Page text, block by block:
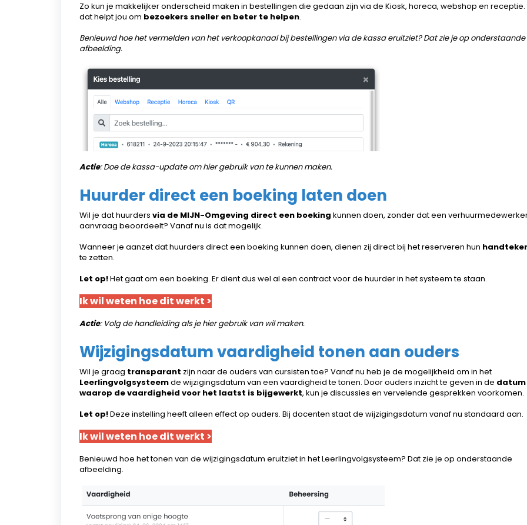
Zo kun je makkelijker onderscheid maken in bestellingen die gedaan zijn via de Kiosk, horeca, webshop en receptie.
dat helpt jou om bezoekers sneller en beter te helpen.
Benieuwd hoe het vermelden van het verkoopkanaal bij bestellingen via de kassa eruitziet? Dat zie je op onderstaande
afbeelding.
Actie: Doe de kassa-update om hier gebruik van te kunnen maken.
Huurder direct een boeking laten doen
Wil je dat huurders via de MIJN-Omgeving direct een boeking kunnen doen, zonder dat een
aanvraag beoordeelt? Vanaf nu is dat mogelijk.
Wanneer je aanzet dat huurders direct een boeking kunnen doen, dienen zij direct bij het reserveren hun
te zetten.
Let op!Het gaat om een boeking. Er dient dus wel al een contract voor de huurder in het systeem te staan.
Ik wil weten hoe dit werkt >
Actie: Volg de handleiding als je hier gebruik van wil maken.
Wijzigingsdatum vaardigheid tonen aan ouders
Wil je graag transparant zijn naar de ouders van cursisten toe? Vanaf nu heb je de mogelijkheid om in het
Leerlingvolgsysteemde wijzigingsdatum van een vaardigheid te tonen. Door ouders inzicht te geven in de datum
waarop de vaardigheid voor het laatst is bijgewerkt, kun je discussies en vervelende gesprekken voorkomen.
Let op!Deze instelling heeft alleen effect op ouders. Bij docenten staat de wijzigingsdatum vanaf nu standaard aan.
Ik wil weten hoe dit werkt >
Benieuwd hoe het tonen van de wijzigingsdatum eruitziet in het Leerlingvolgsysteem? Dat zie je op onderstaande
afbeelding.